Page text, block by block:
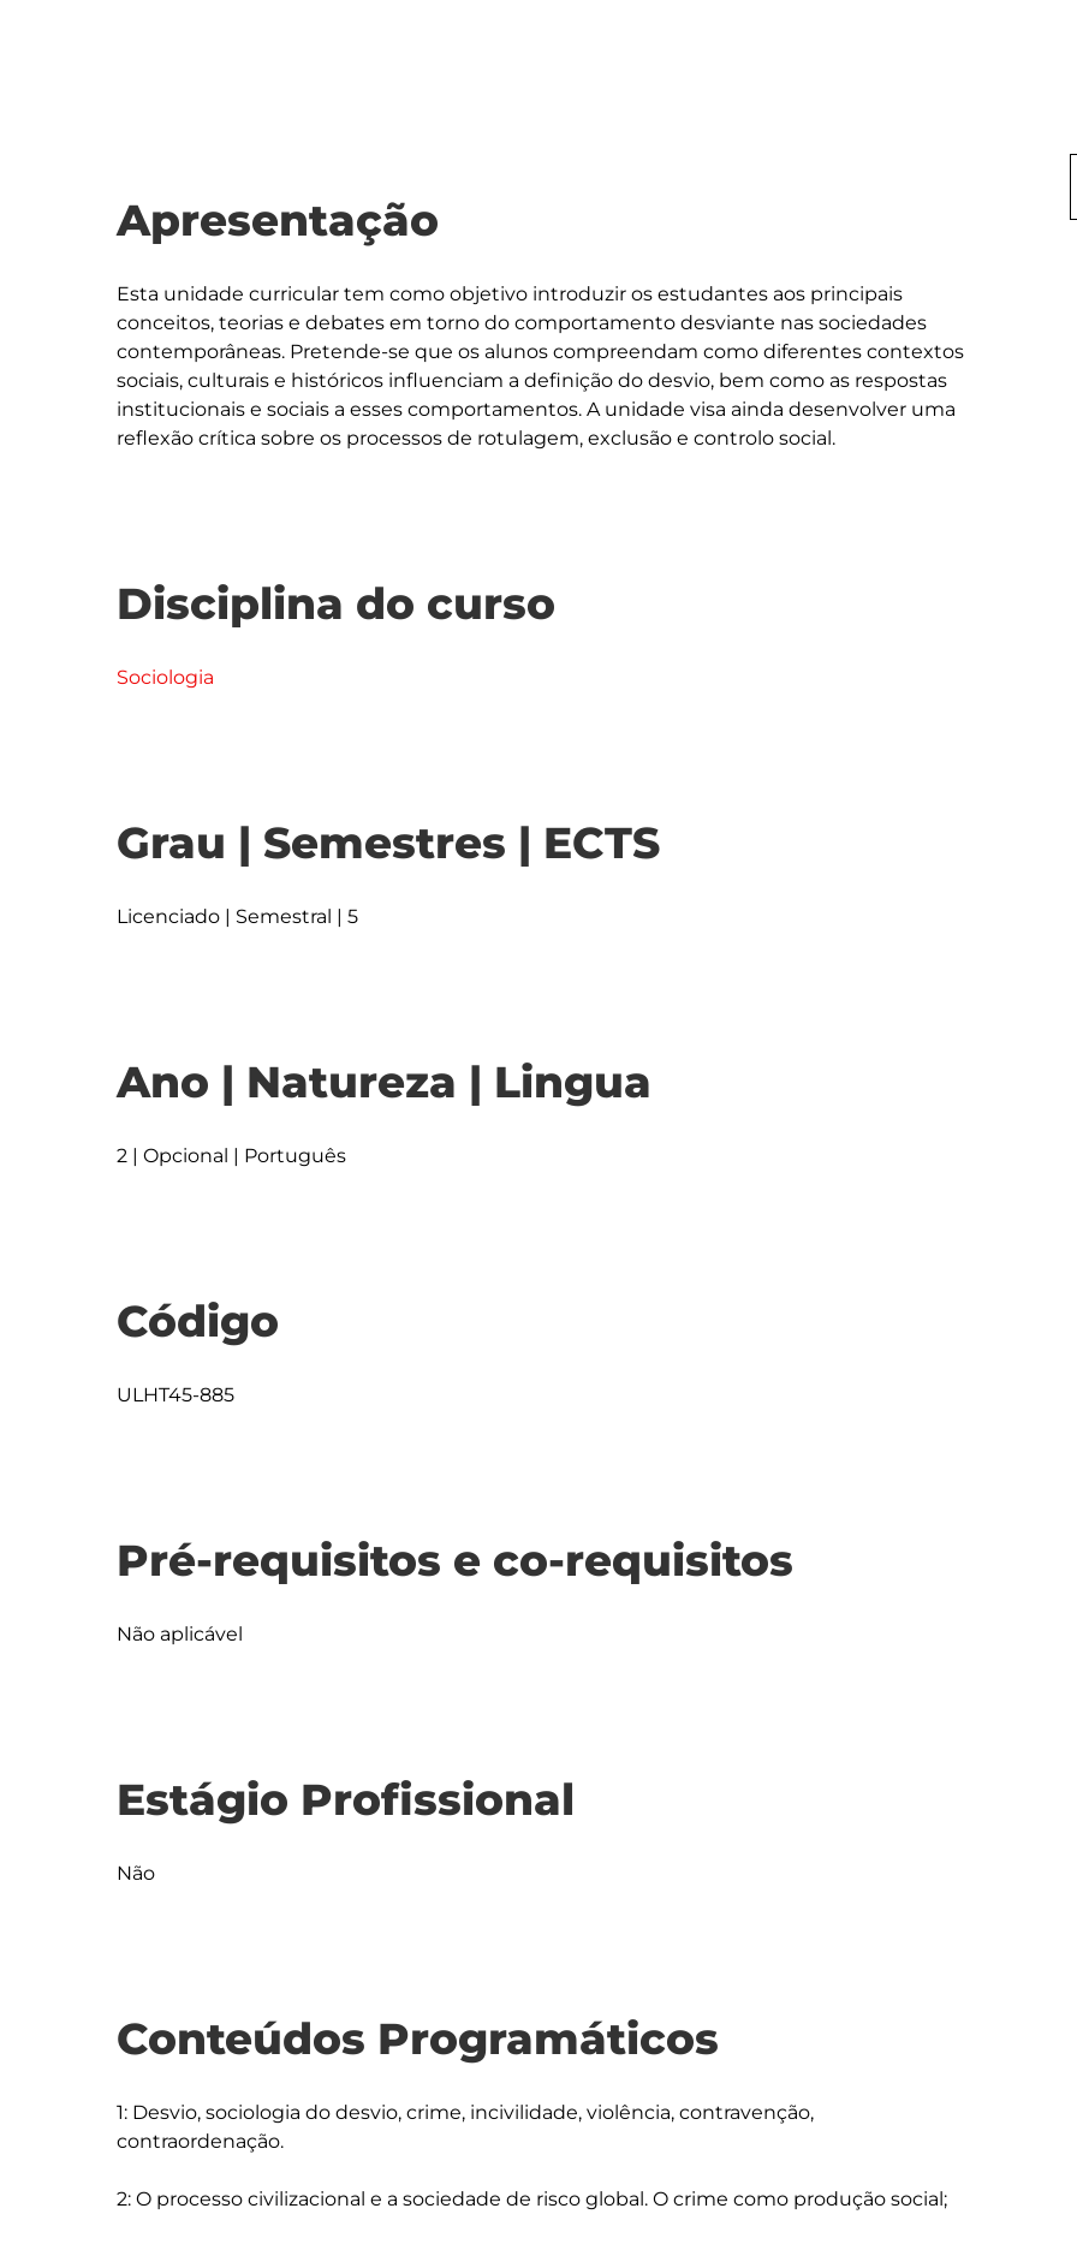
Apresentação
Esta unidade curricular tem como objetivo introduzir os estudantes aos principais
conceitos, teorias e debates em torno do comportamento desviante nas sociedades
contemporâneas. Pretende-se que os alunos compreendam como diferentes contextos
sociais, culturais e históricos influenciam a definição do desvio, bem como as respostas
institucionais e sociais a esses comportamentos. A unidade visa ainda desenvolver uma
Disciplina do curso
Sociologia
Grau | Semestres | ECTS
Licenciado | Semestral | 5
Ano | Natureza | Lingua
2 | Opcional | Português
Código
ULHT45-885
Pré-requisitos e co-requisitos
Não aplicável
Estágio Profissional
Não
Conteúdos Programáticos
1: Desvio, sociologia do desvio, crime, incivilidade, violência, contravenção,
contraordenação.
2: O processo civilizacional e a sociedade de risco global. O crime como produção social;